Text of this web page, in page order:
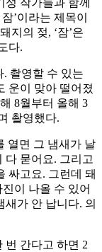
성 작가들과 함께
’이라는 제목이
지의 젖, ‘잠’은
다.
. 촬영할 수 있는
운이 맞아 떨어졌
8월부터 올해 3
촬영했다.
열면 그 냄새가 날
다 묻어요. 그리고
싸고요. 그런데 돼
이 나올 수 있어
가 안 납니다. 의
번 간다고 하면 2